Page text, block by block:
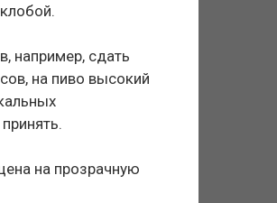
например, сдать
на пиво высокий
на прозрачную